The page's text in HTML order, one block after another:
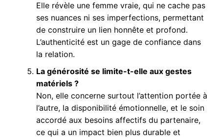
Elle révèle une femme vraie, qui ne cache pas
ses nuances ni ses imperfections, permettant
de construire un lien honnête et profond.
L’authenticité est un gage de confiance dans
la relation.
La générosité se limite-t-elle aux gestes
matériels ?
Non, elle concerne surtout l’attention portée à
l’autre, la disponibilité émotionnelle, et le soin
accordé aux besoins affectifs du partenaire,
ce qui a un impact bien plus durable et